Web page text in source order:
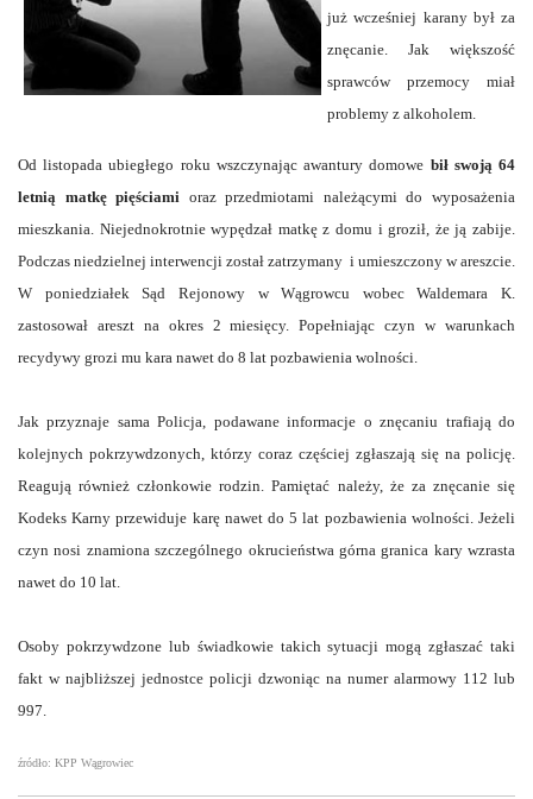
już wcześniej karany był za
znęcanie. Jak większość
sprawców przemocy miał
problemy z alkoholem.
Od listopada ubiegłego roku wszczynając awantury domowe bił swoją 64
letnią matkę pięściami oraz przedmiotami należącymi do wyposażenia
mieszkania. Niejednokrotnie wypędzał matkę z domu i groził, że ją zabije.
Podczas niedzielnej interwencji został zatrzymany i umieszczony w areszcie.
W poniedziałek Sąd Rejonowy w Wągrowcu wobec Waldemara K.
zastosował areszt na okres 2 miesięcy. Popełniając czyn w warunkach
recydywy grozi mu kara nawet do 8 lat pozbawienia wolności.
Jak przyznaje sama Policja, podawane informacje o znęcaniu trafiają do
kolejnych pokrzywdzonych, którzy coraz częściej zgłaszają się na policję.
Reagują również członkowie rodzin. Pamiętać należy, że za znęcanie się
Kodeks Karny przewiduje karę nawet do 5 lat pozbawienia wolności. Jeżeli
czyn nosi znamiona szczególnego okrucieństwa górna granica kary wzrasta
nawet do 10 lat.
Osoby pokrzywdzone lub świadkowie takich sytuacji mogą zgłaszać taki
fakt w najbliższej jednostce policji dzwoniąc na numer alarmowy 112 lub
997.
źródło: KPP Wągrowiec